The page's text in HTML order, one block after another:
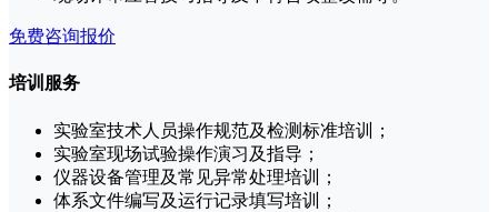
免费咨询报价
培训服务
实验室技术人员操作规范及检测标准培训；
实验室现场试验操作演习及指导；
仪器设备管理及常见异常处理培训；
体系文件编写及运行记录填写培训；